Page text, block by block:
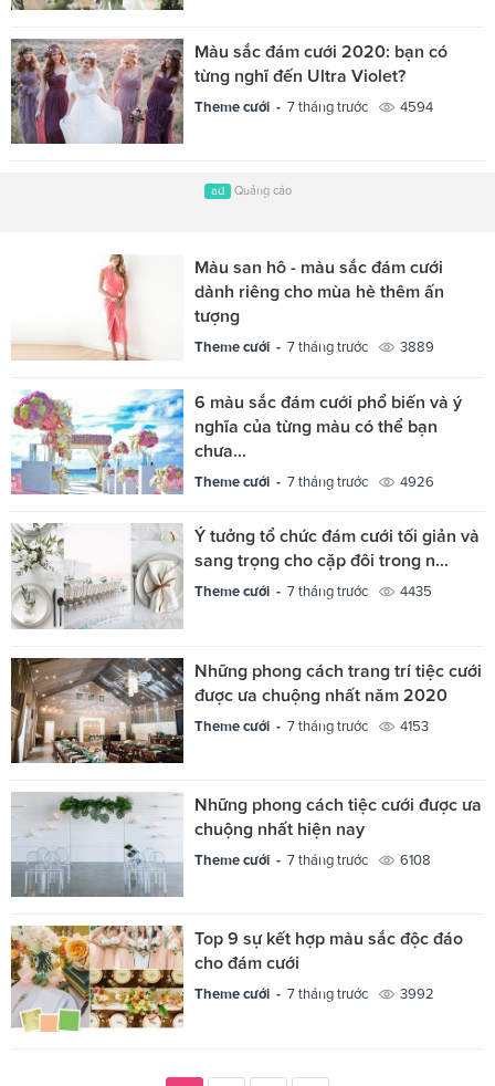
Màu sắc đám cưới 2020: bạn có
từng nghĩ đến Ultra Violet?
Theme cưới - 7 tháng trước 4594
ad Quảng cáo
Màu san hô - màu sắc đám cưới
dành riêng cho mùa hè thêm ấn
tượng
Theme cưới - 7 tháng trước 3889
6 màu sắc đám cưới phổ biến và ý
nghĩa của từng màu có thể bạn
chưa...
Theme cưới - 7 tháng trước 4926
Ý tưởng tổ chức đám cưới tối giản và
sang trọng cho cặp đôi trong n...
Theme cưới - 7 tháng trước 4435
Những phong cách trang trí tiệc cưới
được ưa chuộng nhất năm 2020
Theme cưới - 7 tháng trước 4153
Những phong cách tiệc cưới được ưa
chuộng nhất hiện nay
Theme cưới - 7 tháng trước 6108
Top 9 sự kết hợp màu sắc độc đáo
cho đám cưới
Theme cưới - 7 tháng trước 3992